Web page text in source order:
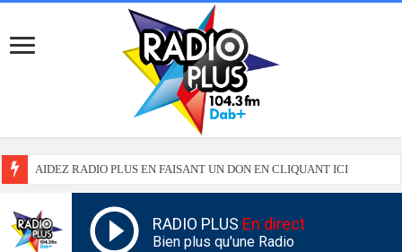
AIDEZ RADIO PLUS EN FAISANT UN DON EN CLIQUANT ICI
RADIO PLUS En direct
Bien plus qu'une Radio